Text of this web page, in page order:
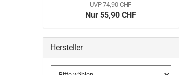
UVP 74,90 CHF
Nur 55,90 CHF
Hersteller